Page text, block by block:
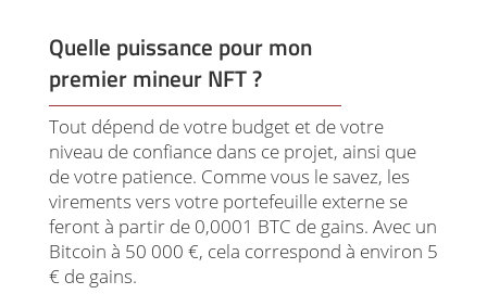
Quelle puissance pour mon
premier mineur NFT ?
Tout dépend de votre budget et de votre
niveau de confiance dans ce projet, ainsi que
de votre patience. Comme vous le savez, les
virements vers votre portefeuille externe se
feront à partir de 0,0001 BTC de gains. Avec un
Bitcoin à 50 000 €, cela correspond à environ 5
€ de gains.